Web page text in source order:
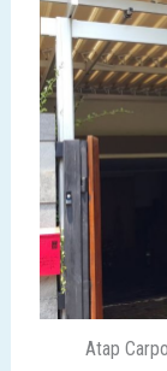
Atap